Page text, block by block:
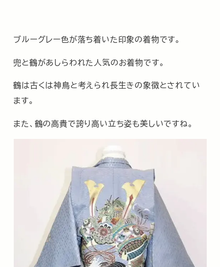
ブルーグレー色が落ち着いた印象の着物です。
兜と鶴があしらわれた人気のお着物です。
鶴は古くは神鳥と考えられ長生きの象徴とされてい
ます。
また、鶴の高貴で誇り高い立ち姿も美しいですね。